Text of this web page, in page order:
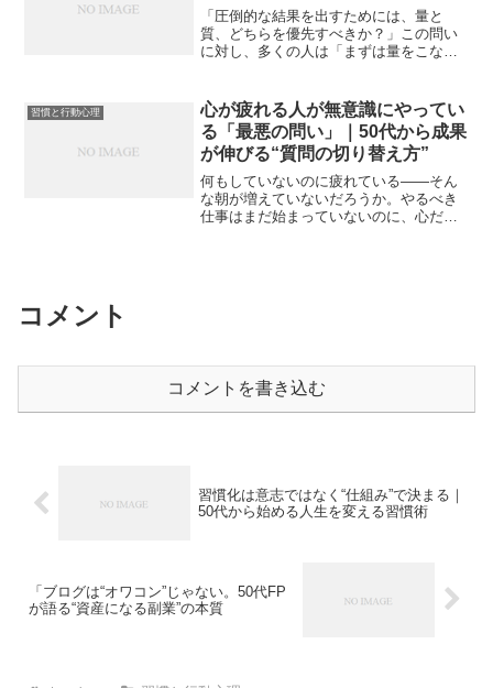
「圧倒的な結果を出すためには、量と
質、どちらを優先すべきか？」この問い
に対し、多くの人は「まずは量をこな
秋元康氏や堀江貴文氏といった、時代の
最前線でヒットを飛ばし続ける...
習慣と行動心理
心が疲れる人が無意識にやってい
る「最悪の問い」｜50代から成果
が伸びる“質問の切り替え方”
何もしていないのに疲れている――そん
な朝が増えていないだろうか。やるべき
仕事はまだ始まっていないのに、心だけ
コメント
コメントを書き込む
習慣化は意志ではなく“仕組み”で決まる｜
50代から始める人生を変える習慣術
「ブログは“オワコン”じゃない。50代FP
が語る“資産になる副業”の本質